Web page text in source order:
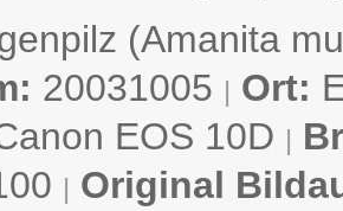
(Amanita
20031005 | Ort:
EOS 10D |
| Original